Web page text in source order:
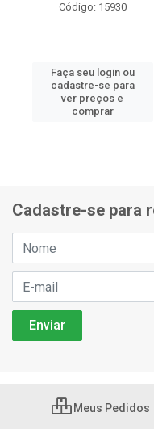
Código: 15930
Faça seu login ou
cadastre-se para
ver preços e
comprar
Cadastre-se para
Meus Pedidos